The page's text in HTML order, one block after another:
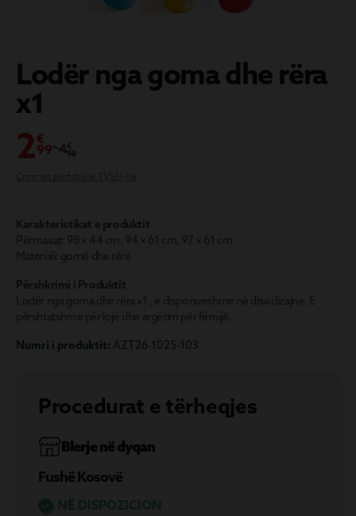
Lodër nga goma dhe rëra
x1
2€
99
Numri i produktit: AZT26-1025-103
Procedurat e tërheqjes
Blerje në dyqan
Fushë Kosovë